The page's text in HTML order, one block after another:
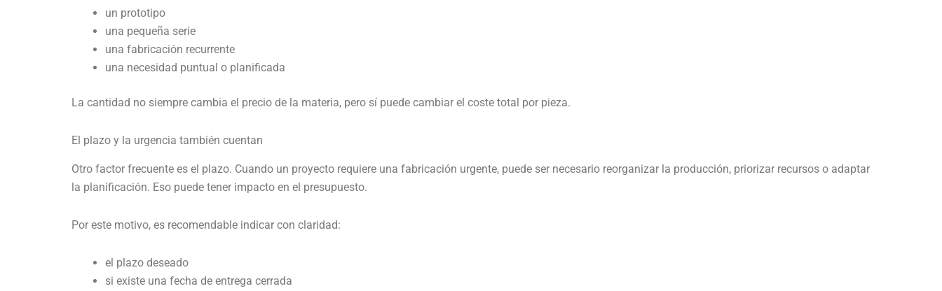
un prototipo
una pequeña serie
una fabricación recurrente
una necesidad puntual o planificada
La cantidad no siempre cambia el precio de la materia, pero sí puede cambiar el coste total por pieza.
El plazo y la urgencia también cuentan
Otro factor frecuente es el plazo. Cuando un proyecto requiere una fabricación urgente, puede ser necesario reorganizar la producción, priorizar recursos o adaptar
la planificación. Eso puede tener impacto en el presupuesto.
Por este motivo, es recomendable indicar con claridad:
el plazo deseado
si existe una fecha de entrega cerrada